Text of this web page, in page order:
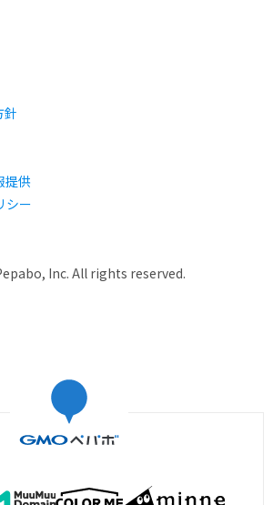
針
提供
シー
Inc. All rights reserved.